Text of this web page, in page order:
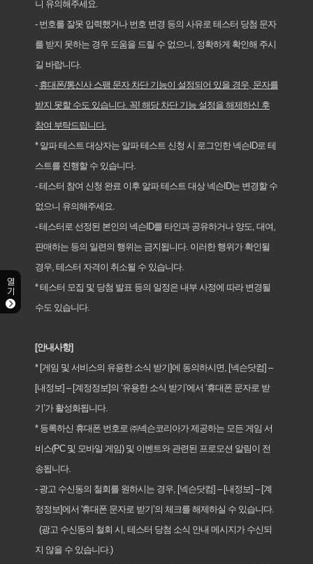
니 유의해주세요.
- 번호를 잘못 입력했거나 번호 변경 등의 사유로 테스터 당첨 문자
를 받지 못하는 경우 도움을 드릴 수 없으니, 정확하게 확인해 주시
길 바랍니다.
- 휴대폰/통신사 스팸 문자 차단 기능이 설정되어 있을 경우, 문자를
받지 못할 수도 있습니다. 꼭! 해당 차단 기능 설정을 해제하신 후
참여 부탁드립니다.
* 알파 테스트 대상자는 알파 테스트 신청 시 로그인한 넥슨ID로 테
스트를 진행할 수 있습니다.
- 테스터 참여 신청 완료 이후 알파 테스트 대상 넥슨ID는 변경할 수
없으니 유의해주세요.
- 테스터로 선정된 본인의 넥슨ID를 타인과 공유하거나 양도, 대여,
판매하는 등의 일련의 행위는 금지됩니다. 이러한 행위가 확인될
경우, 테스터 자격이 취소될 수 있습니다.
* 테스터 모집 및 당첨 발표 등의 일정은 내부 사정에 따라 변경될
수도 있습니다.
[안내사항]
* [게임 및 서비스의 유용한 소식 받기]에 동의하시면, [넥슨닷컴] –
[내정보] – [계정정보]의 ‘유용한 소식 받기’에서 ‘휴대폰 문자로 받
기’가 활성화됩니다.
* 등록하신 휴대폰 번호로 ㈜넥슨코리아가 제공하는 모든 게임 서
비스(PC 및 모바일 게임) 및 이벤트와 관련된 프로모션 알림이 전
송됩니다.
- 광고 수신동의 철회를 원하시는 경우, [넥슨닷컴] – [내정보] – [계
정정보]에서 '휴대폰 문자로 받기’의 체크를 해제하실 수 있습니다.
(광고 수신동의 철회 시, 테스터 당첨 소식 안내 메시지가 수신되
지 않을 수 있습니다.)
열기